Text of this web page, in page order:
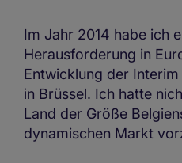
Im Jahr 2014 habe ich
Herausforderung in
Entwicklung der
in Brüssel. Ich hatte
Land der Größe
dynamischen Markt